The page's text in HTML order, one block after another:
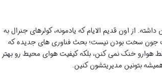
از اون قدیم الایام که یادمونه، کولرهای جنرال به
جون سخت بودن نیست؛ بحث فناوری های جدیده که
هوارو خنک نمی کنن، بلکه کیفیت هوای محیط رو بهتر
بتونین مدیریتشون کنین.